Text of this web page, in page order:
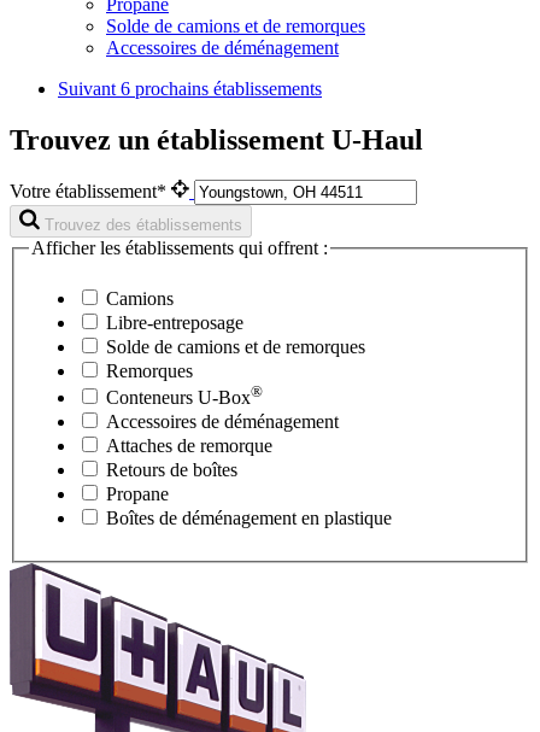
Solde de camions et de remorques
Accessoires de déménagement
Suivant 6 prochains établissements
Trouvez un établissement U-Haul
Votre établissement*
Trouvez des établissements
Afficher les établissements qui offrent :
Camions
Libre-entreposage
Solde de camions et de remorques
Remorques
Conteneurs U-Box®
Accessoires de déménagement
Attaches de remorque
Retours de boîtes
Propane
Boîtes de déménagement en plastique